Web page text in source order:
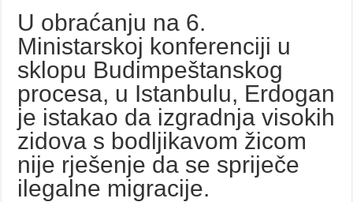
U obraćanju na 6.
Ministarskoj konferenciji u
sklopu Budimpeštanskog
procesa, u Istanbulu, Erdogan
je istakao da izgradnja visokih
zidova s bodljikavom žicom
nije rješenje da se spriječe
ilegalne migracije.